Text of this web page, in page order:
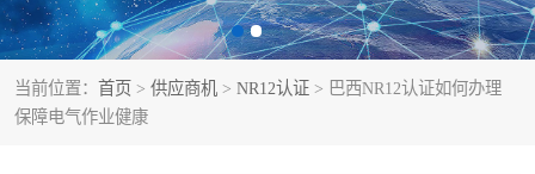
当前位置： 首页 > 供应商机 > NR12认证 > 巴西NR12认证如何办理
保障电气作业健康
ART认证 巴西NR认证
巴西认证 RETIE认证